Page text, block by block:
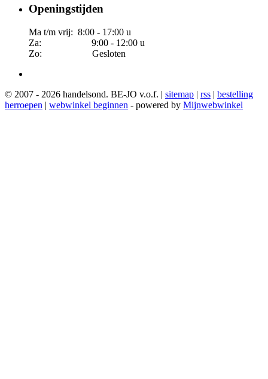
Openingstijden
Ma t/m vrij: 8:00 - 17:00 u
Za: 9:00 - 12:00 u
Zo: Gesloten
© 2007 - 2026 handelsond. BE-JO v.o.f. | sitemap | rss | bestelling
herroepen | webwinkel beginnen - powered by Mijnwebwinkel